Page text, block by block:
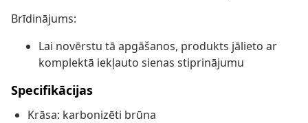
Brīdinājums:
Lai novērstu tā apgāšanos, produkts jālieto ar
komplektā iekļauto sienas stiprinājumu
Specifikācijas
Krāsa: karbonizēti brūna